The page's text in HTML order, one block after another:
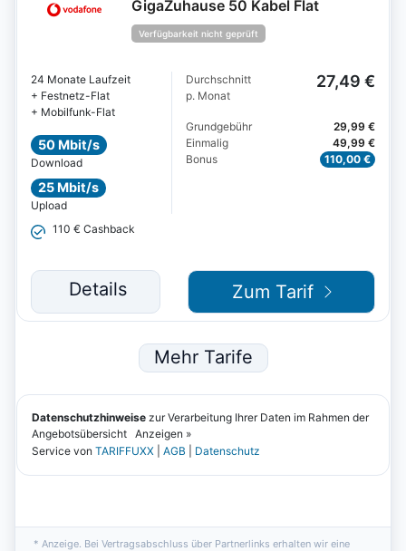
* Anzeige. Bei Vertragsabschluss über Partnerlinks erhalten wir eine